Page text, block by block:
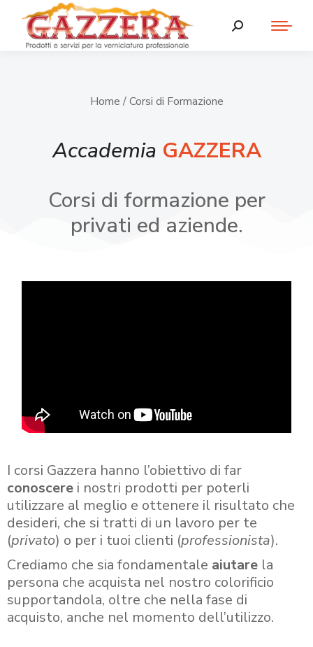
Home / Corsi di Formazione
Accademia GAZZERA
Corsi di formazione per
privati ed aziende.
I corsi Gazzera hanno l’obiettivo di far
conoscere i nostri prodotti per poterli
utilizzare al meglio e ottenere il risultato che
desideri, che si tratti di un lavoro per te
(privato) o per i tuoi clienti (professionista).
Crediamo che sia fondamentale aiutare la
persona che acquista nel nostro colorificio
supportandola, oltre che nella fase di
acquisto, anche nel momento dell’utilizzo.